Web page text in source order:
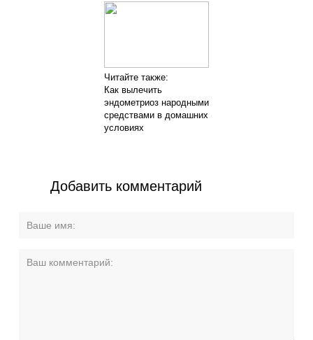
Читайте также:
Как вылечить
эндометриоз народными
средствами в домашних
условиях
Добавить комментарий